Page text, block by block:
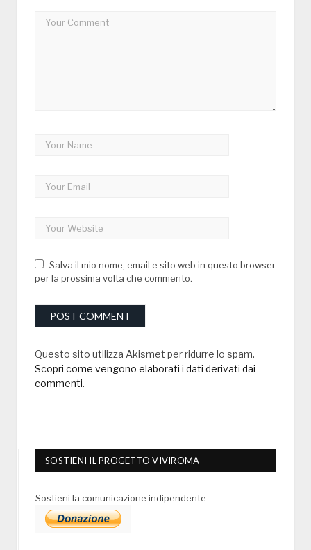
Salva il mio nome, email e sito web in questo browser
per la prossima volta che commento.
Questo sito utilizza Akismet per ridurre lo spam.
Scopri come vengono elaborati i dati derivati dai
commenti.
SOSTIENI IL PROGETTO VIVIROMA
Sostieni la comunicazione indipendente